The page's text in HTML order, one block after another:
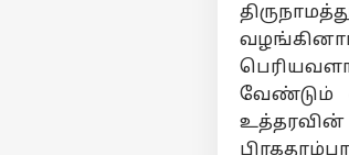
வேண்டும்
உத்தரவின்